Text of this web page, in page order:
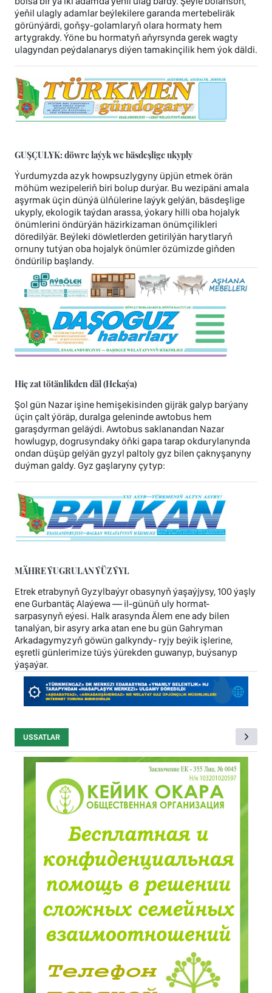
ýeňil ulagly adamlar beýlekilere garanda mertebeliräk
görünýärdi, goňşy-golamlaryň olara hormaty hem
artygrakdy. Ýöne bu hormatyň aňyrsynda gerek wagty
ulagyndan peýdalanarys diýen tamakinçilik hem ýok däldi.
GUŞÇULYK: döwre laýyk we bäsdeşlige ukyply
Ýurdumyzda azyk howpsuzlygyny üpjün etmek örän
möhüm wezipeleriň biri bolup durýar. Bu wezipäni amala
aşyrmak üçin dünýä ülňülerine laýyk gelýän, bäsdeşlige
ukyply, ekologik taýdan arassa, ýokary hilli oba hojalyk
önümlerini öndürýän häzirkizaman önümçilikleri
döredilýär. Beýleki döwletlerden getirilýän harytlaryň
ornuny tutýan oba hojalyk önümler özümizde giňden
öndürilip başlandy.
Hiç zat tötänlikden däl (Hekaýa)
Şol gün Nazar işine hemişekisinden gijräk galyp barýany
üçin çalt ýöräp, duralga geleninde awtobus hem
garaşdyrman geläýdi. Awtobus saklanandan Nazar
howlugyp, dogrusyndaky öňki gapa tarap okdurylanynda
ondan düşüp gelýän gyzyl paltoly gyz bilen çaknyşanyny
duýman galdy. Gyz gaşlaryny çytyp:
MÄHRE ÝUGRULAN ÝÜZ ÝYL
Etrek etrabynyň Gyzylbaýyr obasynyň ýaşaýjysy, 100 ýaşly
ene Gurbantäç Alaýewa — il-günüň uly hormat-
sarpasynyň eýesi. Halk arasynda Älem ene ady bilen
tanalýan, bir asyry arka atan ene bu gün Gahryman
Arkadagymyzyň göwün galkyndy- ryjy beýik işlerine,
eşretli günlerimize tüýs ýürekden guwanyp, buýsanyp
ýaşaýar.
USSATLAR